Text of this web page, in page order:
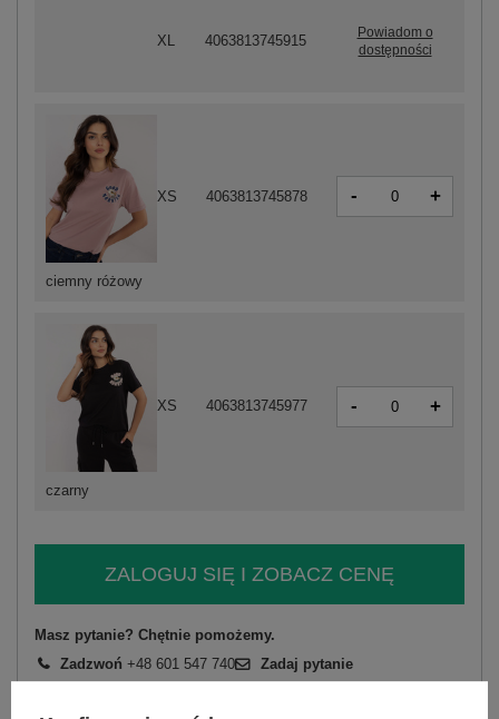
ciemny różowy
XS 4063813745878 - +
XL 4063813745915
Powiadom o
dostępności
czarny
XS 4063813745977 - +
ZALOGUJ SIĘ I ZOBACZ CENĘ
Masz pytanie? Chętnie pomożemy.
Zadzwoń +48 601 547 740 Zadaj pytanie